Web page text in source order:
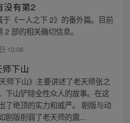
没有第2
于《一人之下 2》的番外篇。目前
2 部的相关确切信息。
13:08
下山
师下山》主要讲述了老天师张之
下山铲除全性众人的故事。在这
了绝顶的实力和威严。 剧版与动
剧版削弱了老天师的震...